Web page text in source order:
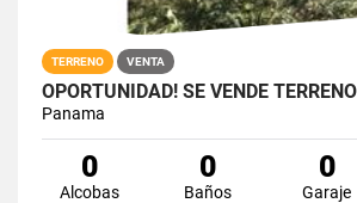
TERRENO VENTA
Panama
0
Alcobas
0
Baños
0
Garaje